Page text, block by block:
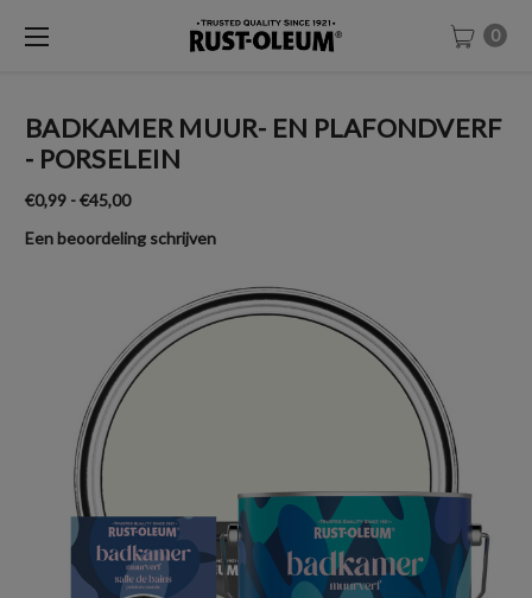
0
BADKAMER MUUR- EN PLAFONDVERF
- PORSELEIN
€0,99 - €45,00
Een beoordeling schrijven